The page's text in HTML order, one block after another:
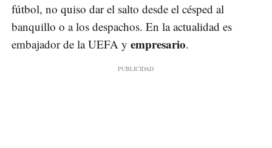
fútbol, no quiso dar el salto desde el césped al
banquillo o a los despachos. En la actualidad es
embajador de la UEFA y empresario.